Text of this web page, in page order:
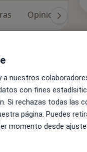
Opiniones (56)
(EIP)
nuestros
con fines
Si rechazas todas las
página. Puedes
momento desde